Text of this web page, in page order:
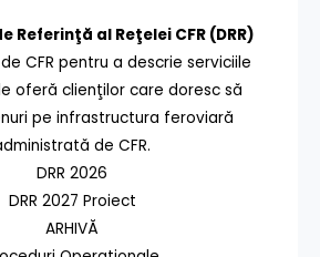
Referinţă al Reţelei CFR (DRR)
CFR pentru a descrie serviciile
oferă clienţilor care doresc să
pe infrastructura feroviară
de CFR.
DRR 2026
DRR 2027 Proiect
ARHIVĂ